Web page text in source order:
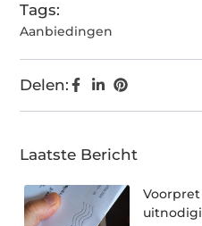
Tags:
Aanbiedingen
Delen:
Laatste Bericht